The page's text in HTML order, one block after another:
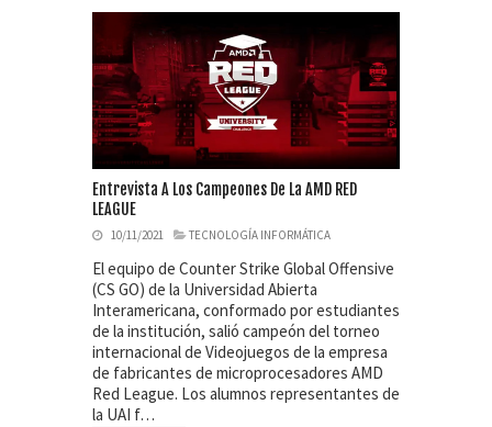
Entrevista A Los Campeones De La AMD RED
LEAGUE
10/11/2021 TECNOLOGÍA INFORMÁTICA
El equipo de Counter Strike Global Offensive
(CS GO) de la Universidad Abierta
Interamericana, conformado por estudiantes
de la institución, salió campeón del torneo
internacional de Videojuegos de la empresa
de fabricantes de microprocesadores AMD
Red League. Los alumnos representantes de
la UAI f…